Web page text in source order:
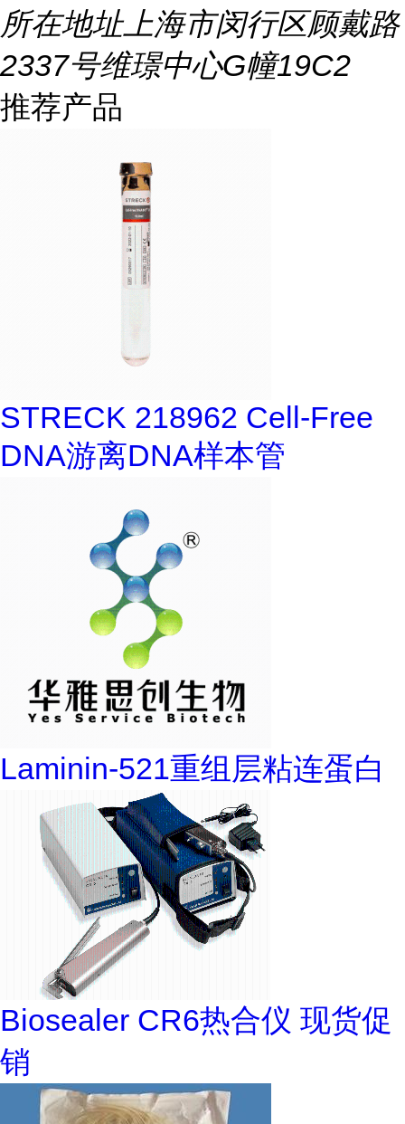
所在地址上海市闵行区顾戴路
2337号维璟中心G幢19C2
推荐产品
STRECK 218962 Cell-Free
DNA游离DNA样本管
Laminin-521重组层粘连蛋白
Biosealer CR6热合仪 现货促
销